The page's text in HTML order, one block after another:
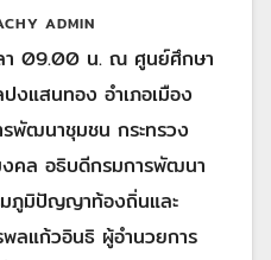
ADMIN
า 09.00 น. ณ ศูนย์ศึกษา
งแสนทอง อำเภอเมือง
พัฒนาชุมชน กระทรวง
งคล อธิบดีกรมการพัฒนา
ภูมิปัญญาท้องถิ่นและ
ลแก้วอินธิ ผู้อำนวยการ